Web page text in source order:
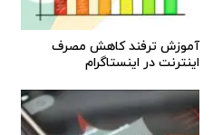
آموزش ترفند کاهش مصرف
اینترنت در اینستاگرام